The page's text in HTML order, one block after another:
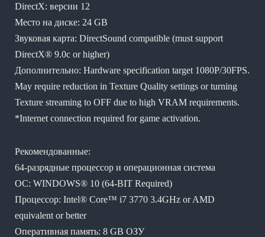
DirectX: версии 12
Место на диске: 24 GB
Звуковая карта: DirectSound compatible (must support
DirectX® 9.0c or higher)
Дополнительно: Hardware specification target 1080P/30FPS.
May require reduction in Texture Quality settings or turning
Texture streaming to OFF due to high VRAM requirements.
*Internet connection required for game activation.
Рекомендованные:
64-разрядные процессор и операционная система
ОС: WINDOWS® 10 (64-BIT Required)
Процессор: Intel® Core™ i7 3770 3.4GHz or AMD
equivalent or better
Оперативная память: 8 GB ОЗУ